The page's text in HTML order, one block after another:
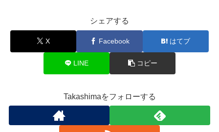
シェアする
X Facebook はてブ
LINE コピー
Takashimaをフォローする